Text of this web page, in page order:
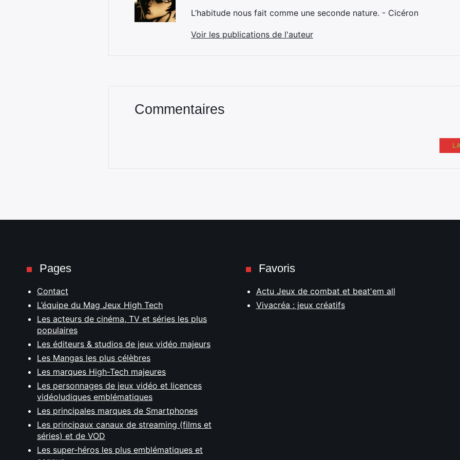
L’habitude nous fait comme une seconde nature. - Cicéron
Voir les publications de l'auteur
Commentaires
Pages
Contact
L’équipe du Mag Jeux High Tech
Les acteurs de cinéma, TV et séries les plus
populaires
Les éditeurs & studios de jeux vidéo majeurs
Les Mangas les plus célèbres
Les marques High-Tech majeures
Les personnages de jeux vidéo et licences
vidéoludiques emblématiques
Les principales marques de Smartphones
Les principaux canaux de streaming (films et
séries) et de VOD
Les super-héros les plus emblématiques et
Favoris
Actu Jeux de combat et beat'em all
Vivacréa : jeux créatifs